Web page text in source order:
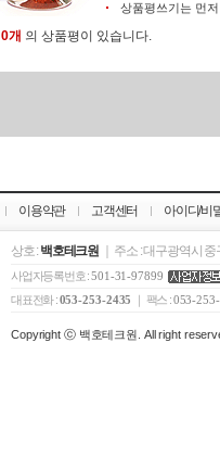
상품평쓰기는 먼
0개 의 상품평이 있습니다.
이용약관 고객센터 아이디/비
상호 : 백호테크원 ｜ 주소 : 대구광역시
사업자등록번호 :501-31-97899
대표전화 :053-253-2435 ｜ 팩스 :053-
Copyright ⓒ 백호테크원. All right